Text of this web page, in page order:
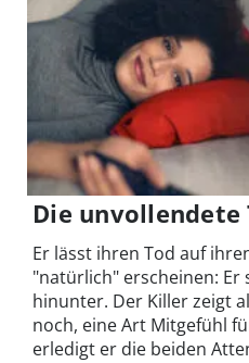
Die unvollendete
Er lässt ihren Tod auf
"natürlich" erscheinen: Er
hinunter. Der Killer zeigt
noch, eine Art Mitgefühl
erledigt er die beiden